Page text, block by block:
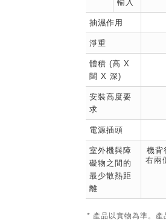
輸入
抽濕作用
淨重
體積 (高 X
闊 X 深)
安裝高度要
求
電源插頭
室外機與障
礙物之間的
最少散熱距
離
機背
右兩
* 產品以實物為準。產